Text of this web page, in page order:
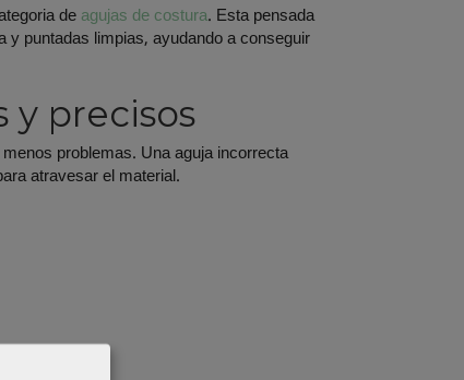
deagujas de costura. Esta pensada
puntadas limpias, ayudando a conseguir
y precisos
problemas. Una aguja incorrecta
atravesar el material.